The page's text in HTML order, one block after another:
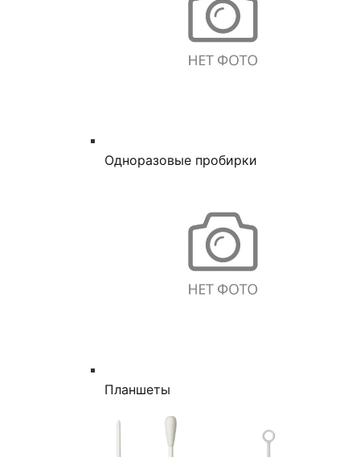
Одноразовые пробирки
Планшеты